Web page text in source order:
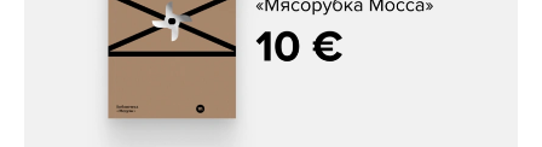
Сергей Кузнецов, «Мясорубка